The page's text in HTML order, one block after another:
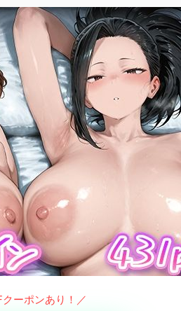
ーポンあり！／